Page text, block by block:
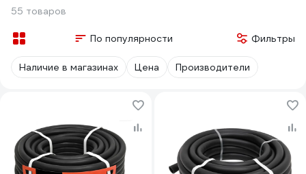
55 товаров
По популярности Фильтры
Наличие в магазинах Цена Производители